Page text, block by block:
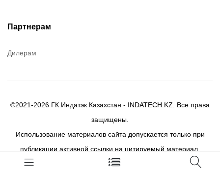
Партнерам
Дилерам
©2021-2026 ГК Индатэк Казахстан - INDATECH.KZ. Все права
защищены.
Использование материалов сайта допускается только при
публикации активной ссылки на цитируемый материал.